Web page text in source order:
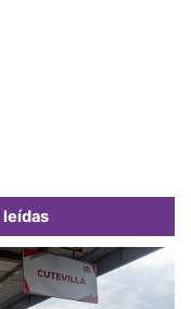
leídas